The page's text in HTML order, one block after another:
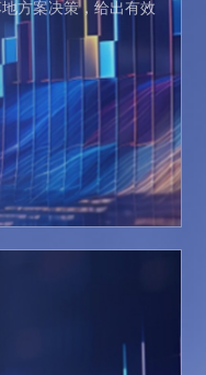
方案决策，给出有效